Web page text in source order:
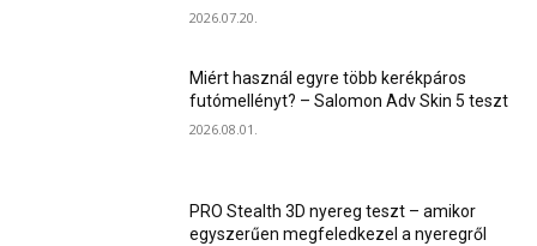
2026.07.20.
Miért használ egyre több kerékpáros
futómellényt? – Salomon Adv Skin 5 teszt
2026.08.01.
PRO Stealth 3D nyereg teszt – amikor
egyszerűen megfeledkezel a nyeregről